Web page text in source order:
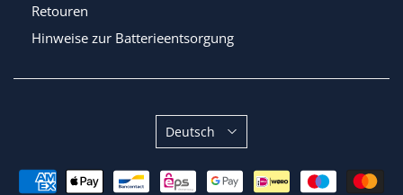
Retouren
Hinweise zur Batterieentsorgung
Sprache
Deutsch